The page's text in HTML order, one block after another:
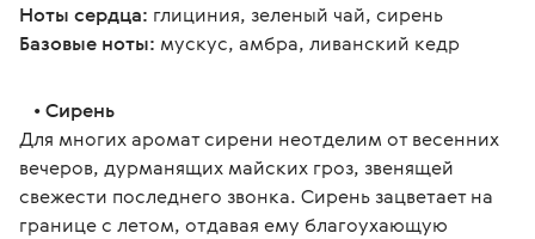
Ноты сердца: глициния, зеленый чай, сирень
Базовые ноты: мускус, амбра, ливанский кедр
• Сирень
Для многих аромат сирени неотделим от весенних
вечеров, дурманящих майских гроз, звенящей
свежести последнего звонка. Сирень зацветает на
границе с летом, отдавая ему благоухающую